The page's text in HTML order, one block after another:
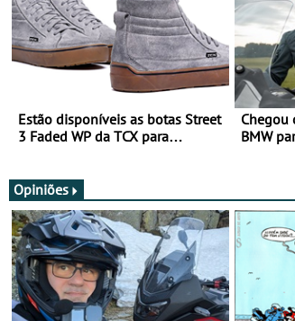
Estão disponíveis as botas Street
3 Faded WP da TCX para
Chegou
BMW
Opiniões